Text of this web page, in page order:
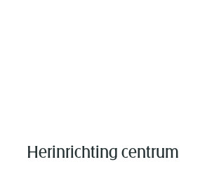
Herinrichting centrum